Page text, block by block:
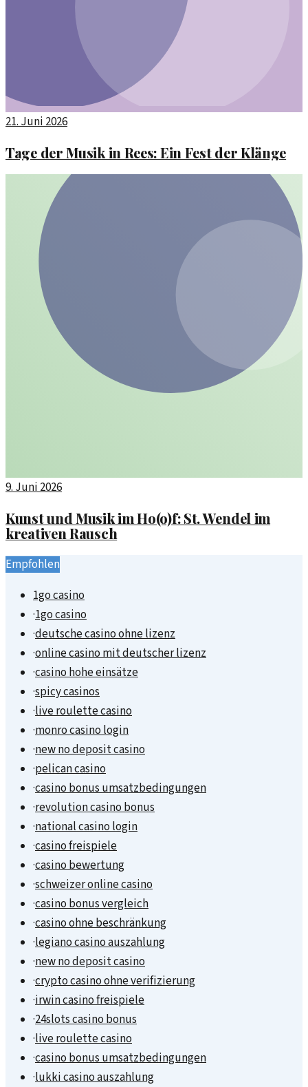
21. Juni 2026
Tage der Musik in Rees: Ein Fest der Klänge
9. Juni 2026
Kunst und Musik im Ho(o)f: St. Wendel im
kreativen Rausch
Empfohlen
1go casino
·1go casino
·deutsche casino ohne lizenz
·online casino mit deutscher lizenz
·casino hohe einsätze
·spicy casinos
·live roulette casino
·monro casino login
·new no deposit casino
·pelican casino
·casino bonus umsatzbedingungen
·revolution casino bonus
·national casino login
·casino freispiele
·casino bewertung
·schweizer online casino
·casino bonus vergleich
·casino ohne beschränkung
·legiano casino auszahlung
·new no deposit casino
·crypto casino ohne verifizierung
·irwin casino freispiele
·24slots casino bonus
·live roulette casino
·casino bonus umsatzbedingungen
·lukki casino auszahlung